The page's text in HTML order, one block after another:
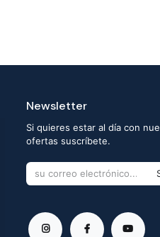
Newsletter
Si quieres estar al día con
ofertas suscríbete.